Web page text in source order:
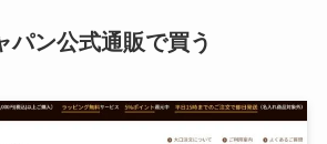
ン公式通販で買う